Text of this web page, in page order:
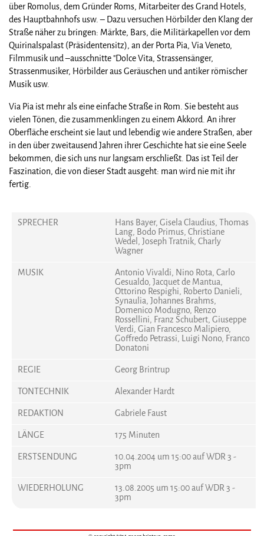
über Romolus, dem Gründer Roms, Mitarbeiter des Grand Hotels,
des Hauptbahnhofs usw. – Dazu versuchen Hörbilder den Klang der
Straße näher zu bringen: Märkte, Bars, die Militärkapellen vor dem
Quirinalspalast (Präsidentensitz), an der Porta Pia, Via Veneto,
Filmmusik und –ausschnitte "Dolce Vita, Strassensänger,
Strassenmusiker, Hörbilder aus Geräuschen und antiker römischer
Musik usw.
Via Pia ist mehr als eine einfache Straße in Rom. Sie besteht aus
vielen Tönen, die zusammenklingen zu einem Akkord. An ihrer
Oberfläche erscheint sie laut und lebendig wie andere Straßen, aber
in den über zweitausend Jahren ihrer Geschichte hat sie eine Seele
bekommen, die sich uns nur langsam erschließt. Das ist Teil der
Faszination, die von dieser Stadt ausgeht: man wird nie mit ihr
fertig.
SPRECHER
Hans Bayer, Gisela Claudius, Thomas
Lang, Bodo Primus, Christiane
Wedel, Joseph Tratnik, Charly
Wagner
MUSIK
Antonio Vivaldi, Nino Rota, Carlo
Gesualdo, Jacquet de Mantua,
Ottorino Respighi, Roberto Danieli,
Synaulia, Johannes Brahms,
Domenico Modugno, Renzo
Rossellini, Franz Schubert, Giuseppe
Verdi, Gian Francesco Malipiero,
Goffredo Petrassi, Luigi Nono, Franco
Donatoni
REGIE
Georg Brintrup
TONTECHNIK
Alexander Hardt
REDAKTION
Gabriele Faust
LÄNGE
175 Minuten
ERSTSENDUNG
10.04.2004 um 15:00 auf WDR 3 -
3pm
WIEDERHOLUNG
13.08.2005 um 15:00 auf WDR 3 -
3pm